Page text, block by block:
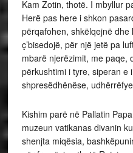
Kam Zotin, thotë. I mbyllur
Herë pas here i shkon
përqafohen, shkëlqejnë
ç’bisedojë, për një jetë pa
mbarë njerëzimit, me paqe,
përkushtimi i tyre, siperan e
shpresëdhënëse,
Kishim parë në Pallatin
muzeun vatikanas divanin
shenjta miqësia,